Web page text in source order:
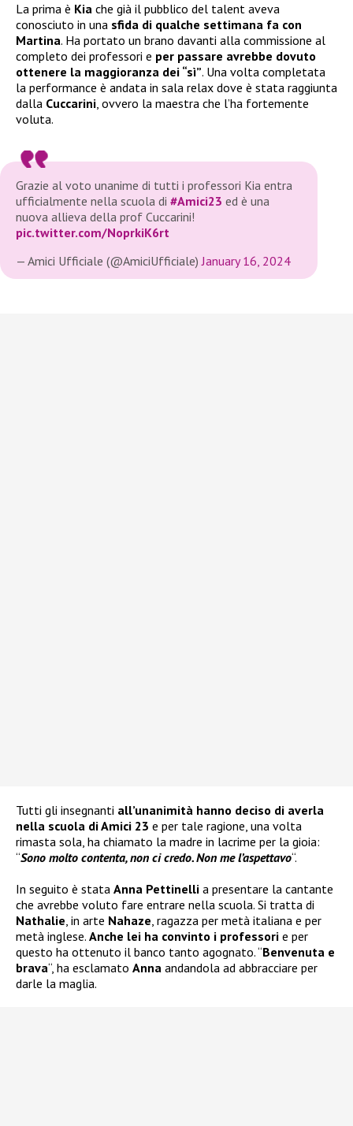
La prima è Kia che già il pubblico del talent aveva
conosciuto in una sfida di qualche settimana fa con
Martina. Ha portato un brano davanti alla commissione al
completo dei professori e per passare avrebbe dovuto
ottenere la maggioranza dei “sì”. Una volta completata
la performance è andata in sala relax dove è stata raggiunta
dalla Cuccarini, ovvero la maestra che l’ha fortemente
voluta.
Grazie al voto unanime di tutti i professori Kia entra
ufficialmente nella scuola di #Amici23 ed è una
nuova allieva della prof Cuccarini!
pic.twitter.com/NoprkiK6rt
— Amici Ufficiale (@AmiciUfficiale)January 16, 2024
Tutti gli insegnanti all’unanimità hanno deciso di averla
nella scuola di Amici 23 e per tale ragione, una volta
rimasta sola, ha chiamato la madre in lacrime per la gioia:
“Sono molto contenta, non ci credo. Non me l’aspettavo“.
In seguito è stata Anna Pettinelli a presentare la cantante
che avrebbe voluto fare entrare nella scuola. Si tratta di
Nathalie, in arte Nahaze, ragazza per metà italiana e per
metà inglese. Anche lei ha convinto i professori e per
questo ha ottenuto il banco tanto agognato. “Benvenuta e
brava“, ha esclamato Anna andandola ad abbracciare per
darle la maglia.